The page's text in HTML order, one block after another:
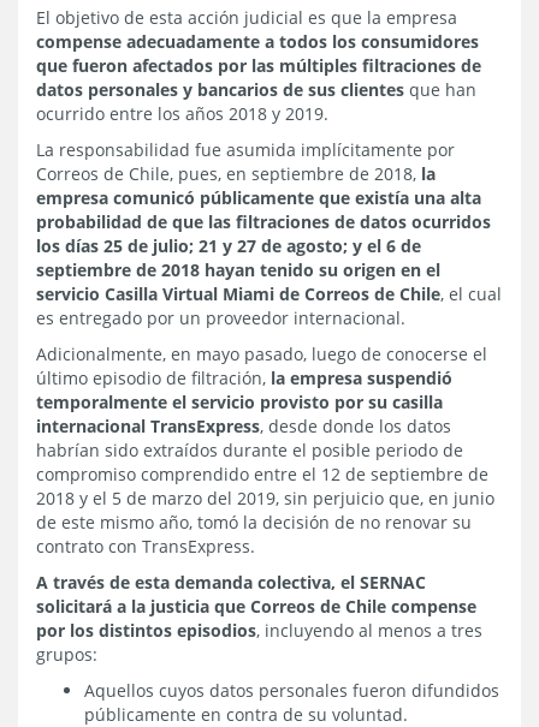
El objetivo de esta acción judicial es que la empresa
compense adecuadamente a todos los consumidores
que fueron afectados por las múltiples filtraciones de
datos personales y bancarios de sus clientes que han
ocurrido entre los años 2018 y 2019.
La responsabilidad fue asumida implícitamente por
Correos de Chile, pues, en septiembre de 2018, la
empresa comunicó públicamente que existía una alta
probabilidad de que las filtraciones de datos ocurridos
los días 25 de julio; 21 y 27 de agosto; y el 6 de
septiembre de 2018 hayan tenido su origen en el
servicio Casilla Virtual Miami de Correos de Chile, el cual
es entregado por un proveedor internacional.
Adicionalmente, en mayo pasado, luego de conocerse el
último episodio de filtración, la empresa suspendió
temporalmente el servicio provisto por su casilla
internacional TransExpress, desde donde los datos
habrían sido extraídos durante el posible periodo de
compromiso comprendido entre el 12 de septiembre de
2018 y el 5 de marzo del 2019, sin perjuicio que, en junio
de este mismo año, tomó la decisión de no renovar su
contrato con TransExpress.
A través de esta demanda colectiva, el SERNAC
solicitará a la justicia que Correos de Chile compense
por los distintos episodios, incluyendo al menos a tres
grupos:
Aquellos cuyos datos personales fueron difundidos
públicamente en contra de su voluntad.